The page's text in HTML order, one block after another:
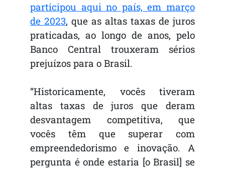
participou aqui no país, em março
de 2023, que as altas taxas de juros
praticadas, ao longo de anos, pelo
Banco Central trouxeram sérios
prejuízos para o Brasil.
“Historicamente, vocês tiveram
altas taxas de juros que deram
desvantagem competitiva, que
vocês têm que superar com
empreendedorismo e inovação. A
pergunta é onde estaria [o Brasil] se